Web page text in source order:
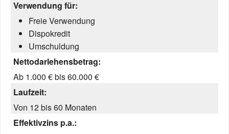
Verwendung für:
Freie Verwendung
Dispokredit
Umschuldung
Nettodarlehensbetrag:
Ab 1.000 € bis 60.000 €
Laufzeit:
Von 12 bis 60 Monaten
Effektivzins p.a.: